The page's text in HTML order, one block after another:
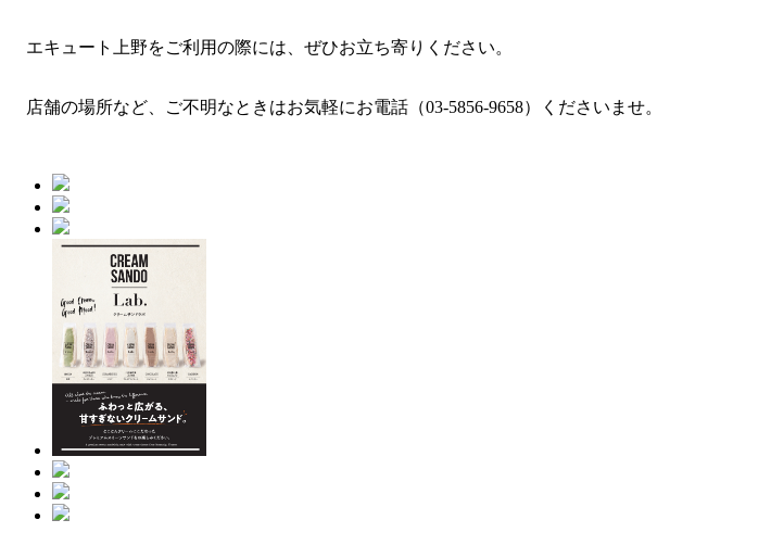
エキュート上野をご利用の際には、ぜひお立ち寄りください。
店舗の場所など、ご不明なときはお気軽にお電話（03-5856-9658）くださいませ。